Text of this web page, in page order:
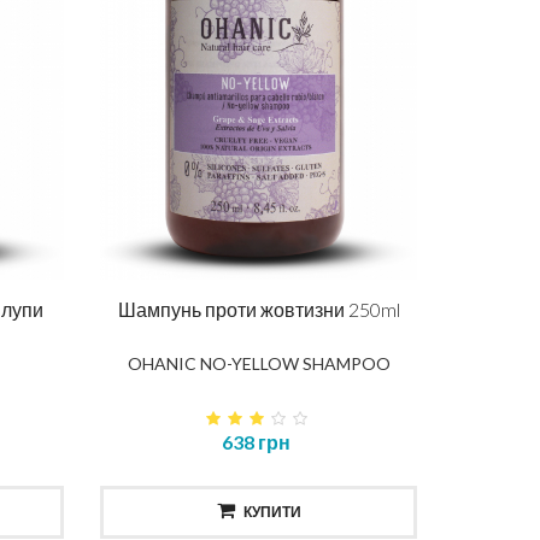
Шампунь проти жовтизни 250ml
OHANIC NO-YELLOW SHAMPOO
638 грн
КУПИТИ